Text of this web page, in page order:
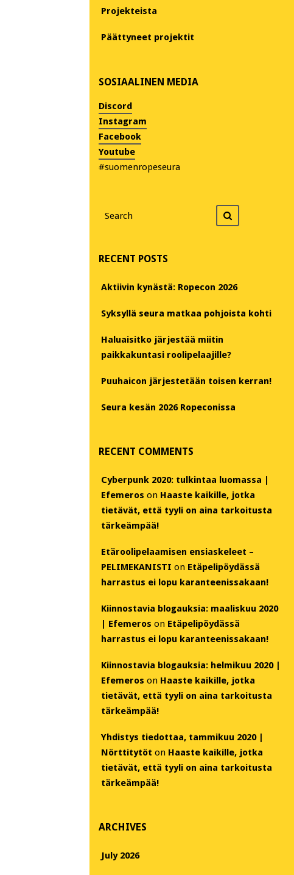
Projekteista
Päättyneet projektit
SOSIAALINEN MEDIA
Discord
Instagram
Facebook
Youtube
#suomenropeseura
for
RECENT POSTS
Aktiivin kynästä: Ropecon 2026
Syksyllä seura matkaa pohjoista kohti
Haluaisitko järjestää miitin
paikkakuntasi roolipelaajille?
Puuhaicon järjestetään toisen kerran!
Seura kesän 2026 Ropeconissa
RECENT COMMENTS
Cyberpunk 2020: tulkintaa luomassa |
Efemeros on Haaste kaikille, jotka
tietävät, että tyyli on aina tarkoitusta
tärkeämpää!
Etäroolipelaamisen ensiaskeleet –
PELIMEKANISTI on Etäpelipöydässä
harrastus ei lopu karanteenissakaan!
Kiinnostavia blogauksia: maaliskuu 2020
| Efemeros on Etäpelipöydässä
harrastus ei lopu karanteenissakaan!
Kiinnostavia blogauksia: helmikuu 2020 |
Efemeros on Haaste kaikille, jotka
tietävät, että tyyli on aina tarkoitusta
tärkeämpää!
Yhdistys tiedottaa, tammikuu 2020 |
Nörttitytöt on Haaste kaikille, jotka
tietävät, että tyyli on aina tarkoitusta
tärkeämpää!
ARCHIVES
July 2026